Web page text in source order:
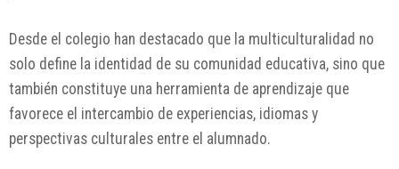
Desde el colegio han destacado que la multiculturalidad no
solo define la identidad de su comunidad educativa, sino que
también constituye una herramienta de aprendizaje que
favorece el intercambio de experiencias, idiomas y
perspectivas culturales entre el alumnado.